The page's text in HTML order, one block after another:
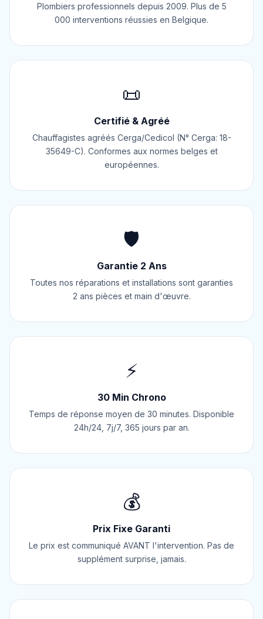
Plombiers professionnels depuis 2009. Plus de 5
000 interventions réussies en Belgique.
📜
Certifié & Agréé
Chauffagistes agréés Cerga/Cedicol (N° Cerga: 18-
35649-C). Conformes aux normes belges et
européennes.
🛡️
Garantie 2 Ans
Toutes nos réparations et installations sont garanties
2 ans pièces et main d'œuvre.
⚡
30 Min Chrono
Temps de réponse moyen de 30 minutes. Disponible
24h/24, 7j/7, 365 jours par an.
💰
Prix Fixe Garanti
Le prix est communiqué AVANT l'intervention. Pas de
supplément surprise, jamais.